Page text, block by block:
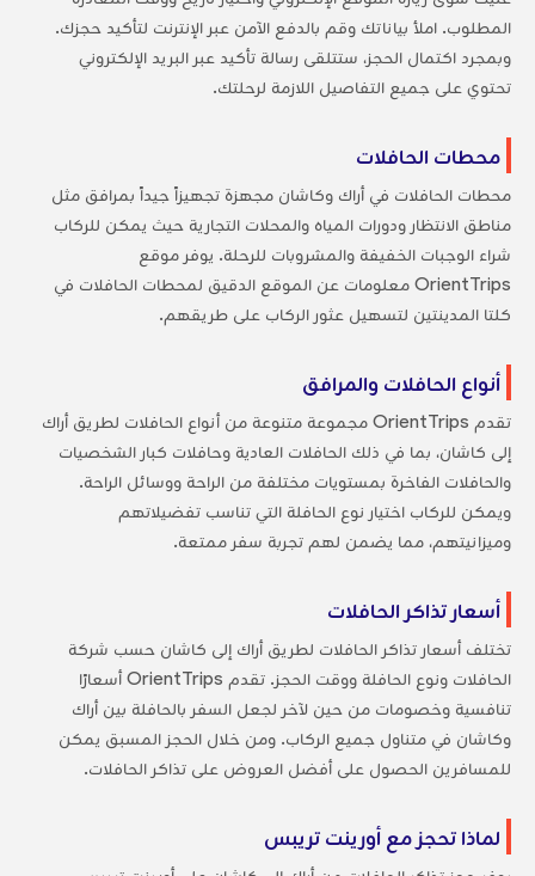
المطلوب. املأ بياناتك وقم بالدفع الآمن عبر الإنترنت لتأكيد حجزك.
وبمجرد اكتمال الحجز، ستتلقى رسالة تأكيد عبر البريد الإلكتروني
تحتوي على جميع التفاصيل اللازمة لرحلتك.
محطات الحافلات
محطات الحافلات في أراك وكاشان مجهزة تجهيزاً جيداً بمرافق مثل
مناطق الانتظار ودورات المياه والمحلات التجارية حيث يمكن للركاب
شراء الوجبات الخفيفة والمشروبات للرحلة. يوفر موقع
OrientTrips معلومات عن الموقع الدقيق لمحطات الحافلات في
كلتا المدينتين لتسهيل عثور الركاب على طريقهم.
أنواع الحافلات والمرافق
تقدم OrientTrips مجموعة متنوعة من أنواع الحافلات لطريق أراك
إلى كاشان، بما في ذلك الحافلات العادية وحافلات كبار الشخصيات
والحافلات الفاخرة بمستويات مختلفة من الراحة ووسائل الراحة.
ويمكن للركاب اختيار نوع الحافلة التي تناسب تفضيلاتهم
وميزانيتهم، مما يضمن لهم تجربة سفر ممتعة.
أسعار تذاكر الحافلات
تختلف أسعار تذاكر الحافلات لطريق أراك إلى كاشان حسب شركة
الحافلات ونوع الحافلة ووقت الحجز. تقدم OrientTrips أسعارًا
تنافسية وخصومات من حين لآخر لجعل السفر بالحافلة بين أراك
وكاشان في متناول جميع الركاب. ومن خلال الحجز المسبق يمكن
للمسافرين الحصول على أفضل العروض على تذاكر الحافلات.
لماذا تحجز مع أورينت تريبس